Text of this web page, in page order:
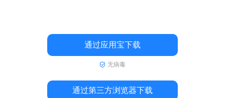
通过应用宝下载
无病毒
通过第三方浏览器下载